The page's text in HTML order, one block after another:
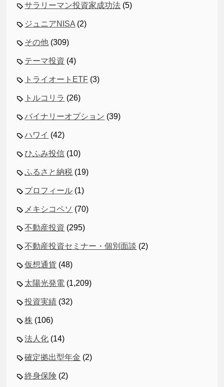
サラリーマン投資家成功法 (5)
ジュニアNISA (2)
その他 (309)
テーマ投資 (4)
トライオートETF (3)
トルコリラ (26)
バイナリーオプション (39)
ハワイ (42)
ひふみ投信 (10)
ふるさと納税 (19)
プロフィール (1)
メキシコペソ (70)
不動産投資 (295)
不動産投資セミナー・個別面談 (2)
仮想通貨 (48)
太陽光発電 (1,209)
投資実績 (32)
株 (106)
法人化 (14)
確定拠出型年金 (2)
終身保険 (2)